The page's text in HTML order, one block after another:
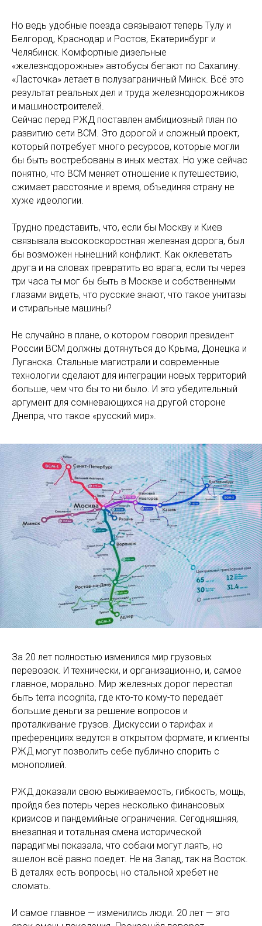
Но ведь удобные поезда связывают теперь Тулу и
Белгород, Краснодар и Ростов, Екатеринбург и
Челябинск. Комфортные дизельные
«железнодорожные» автобусы бегают по Сахалину.
«Ласточка» летает в полузаграничный Минск. Всё это
результат реальных дел и труда железнодорожников
и машиностроителей.
Сейчас перед РЖД поставлен амбициозный план по
развитию сети ВСМ. Это дорогой и сложный проект,
который потребует много ресурсов, которые могли
бы быть востребованы в иных местах. Но уже сейчас
понятно, что ВСМ меняет отношение к путешествию,
сжимает расстояние и время, объединяя страну не
хуже идеологии.
Трудно представить, что, если бы Москву и Киев
связывала высокоскоростная железная дорога, был
бы возможен нынешний конфликт. Как оклеветать
друга и на словах превратить во врага, если ты через
три часа ты мог бы быть в Москве и собственными
глазами видеть, что русские знают, что такое унитазы
и стиральные машины?
Не случайно в плане, о котором говорил президент
России ВСМ должны дотянуться до Крыма, Донецка и
Луганска. Стальные магистрали и современные
технологии сделают для интеграции новых территорий
больше, чем что бы то ни было. И это убедительный
аргумент для сомневающихся на другой стороне
Днепра, что такое «русский мир».
За 20 лет полностью изменился мир грузовых
перевозок. И технически, и организационно, и, самое
главное, морально. Мир железных дорог перестал
быть terra inсognita, где кто-то кому-то передаёт
большие деньги за решение вопросов и
проталкивание грузов. Дискуссии о тарифах и
преференциях ведутся в открытом формате, и клиенты
РЖД могут позволить себе публично спорить с
монополией.
РЖД доказали свою выживаемость, гибкость, мощь,
пройдя без потерь через несколько финансовых
кризисов и пандемийные ограничения. Сегодняшняя,
внезапная и тотальная смена исторической
парадигмы показала, что собаки могут лаять, но
эшелон всё равно поедет. Не на Запад, так на Восток.
В деталях есть вопросы, но стальной хребет не
сломать.
И самое главное — изменились люди. 20 лет — это